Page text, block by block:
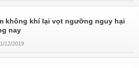
không khí lại vọt ngưỡng nguy hại
nay
12/2019